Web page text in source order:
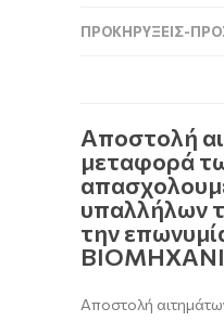
ΠΡΟΚΗΡΎΞΕΙΣ-
Αποστολή
μεταφορά
υπαλλήλων
την
Αποστολή